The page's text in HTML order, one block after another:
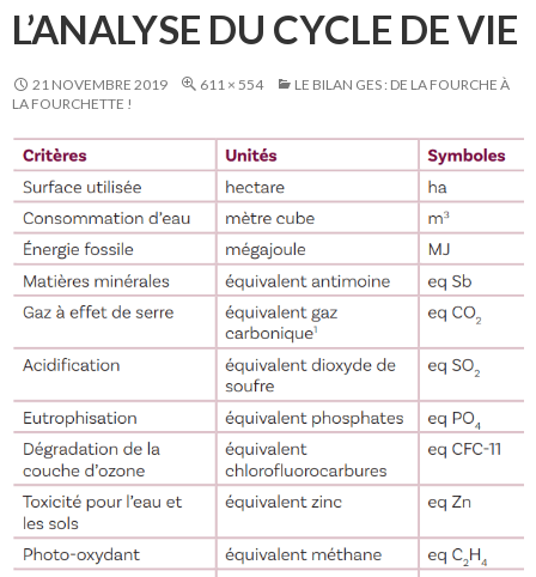
L’ANALYSE DU CYCLE DE VIE
21 NOVEMBRE 2019 611 × 554
LE BILAN GES : DE LA FOURCHE À
LA FOURCHETTE !